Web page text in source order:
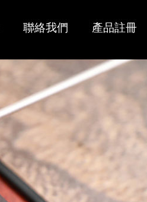
聯絡我們 產品註冊